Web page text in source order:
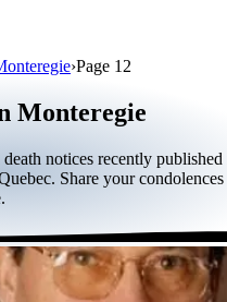
›Page 12
Monteregie
notices recently published
Share your